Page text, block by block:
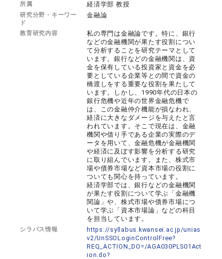
所属 経済学部 教授
研究分野・キーワー
ド
金融論
教育研究内容
私の専門は金融論です。特に、銀行
などの金融機関が果たす役割につい
て分析することを研究テーマとして
います。銀行などの金融機関は、資
金を保有している投資家と資金を必
要としている企業等との間で資金の
橋渡しをする重要な役割を果たして
います。しかし、1990年代の日本の
銀行危機や近年の世界金融危機で
は、この金融仲介機能が損なわれ、
経済に大きなダメージを与えたと言
われています。そこで現在は、金融
機関や借り手である企業の実際のデ
ータを用いて、金融危機が金融機関
や経済に及ぼす影響を分析する研究
に取り組んでいます。また、株式市
場や債券市場など資本市場の役割に
ついても関心を持っています。
経済学部では、銀行などの金融機関
が果たす役割について学ぶ「金融機
関論」や、株式市場や債券市場につ
いて学ぶ「資本市場論」などの科目
を担当しています。
シラバス情報
https://syllabus.kwansei.ac.jp/unias
v2/UnSSOLoginControlFree?
REQ_ACTION_DO=/AGA030PLS01Act
ion.do?